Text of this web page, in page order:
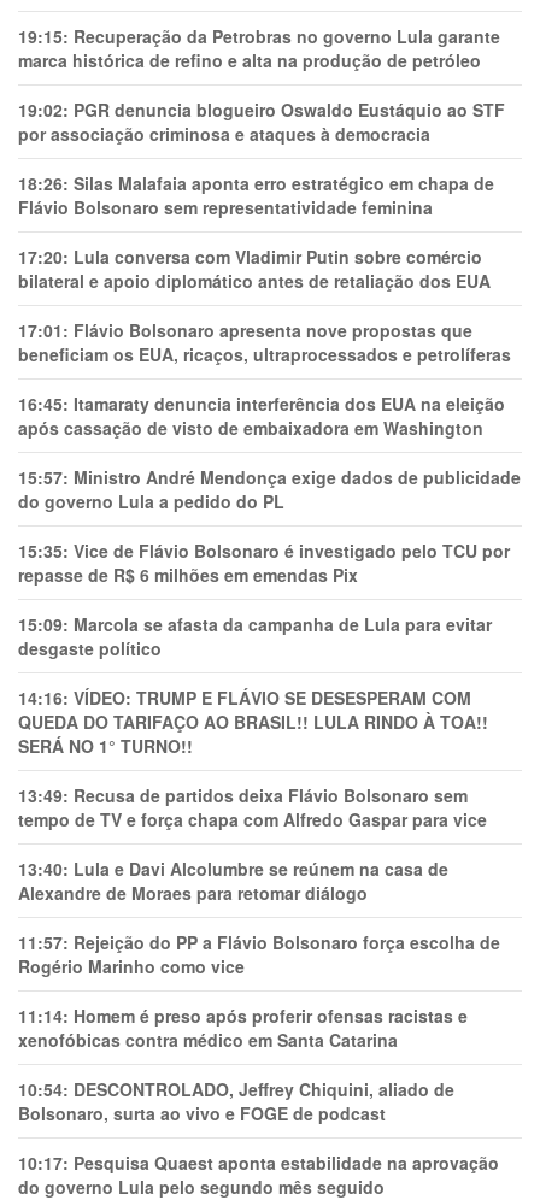
19:15: Recuperação da Petrobras no governo Lula garante
marca histórica de refino e alta na produção de petróleo
19:02: PGR denuncia blogueiro Oswaldo Eustáquio ao STF
por associação criminosa e ataques à democracia
18:26: Silas Malafaia aponta erro estratégico em chapa de
Flávio Bolsonaro sem representatividade feminina
17:20: Lula conversa com Vladimir Putin sobre comércio
bilateral e apoio diplomático antes de retaliação dos EUA
17:01: Flávio Bolsonaro apresenta nove propostas que
beneficiam os EUA, ricaços, ultraprocessados e petrolíferas
16:45: Itamaraty denuncia interferência dos EUA na eleição
após cassação de visto de embaixadora em Washington
15:57: Ministro André Mendonça exige dados de publicidade
do governo Lula a pedido do PL
15:35: Vice de Flávio Bolsonaro é investigado pelo TCU por
repasse de R$ 6 milhões em emendas Pix
15:09: Marcola se afasta da campanha de Lula para evitar
desgaste político
14:16: VÍDEO: TRUMP E FLÁVIO SE DESESPERAM COM
QUEDA DO TARIFAÇO AO BRASIL!! LULA RINDO À TOA!!
SERÁ NO 1° TURNO!!
13:49: Recusa de partidos deixa Flávio Bolsonaro sem
tempo de TV e força chapa com Alfredo Gaspar para vice
13:40: Lula e Davi Alcolumbre se reúnem na casa de
Alexandre de Moraes para retomar diálogo
11:57: Rejeição do PP a Flávio Bolsonaro força escolha de
Rogério Marinho como vice
11:14: Homem é preso após proferir ofensas racistas e
xenofóbicas contra médico em Santa Catarina
10:54: DESCONTROLADO, Jeffrey Chiquini, aliado de
Bolsonaro, surta ao vivo e FOGE de podcast
10:17: Pesquisa Quaest aponta estabilidade na aprovação
do governo Lula pelo segundo mês seguido